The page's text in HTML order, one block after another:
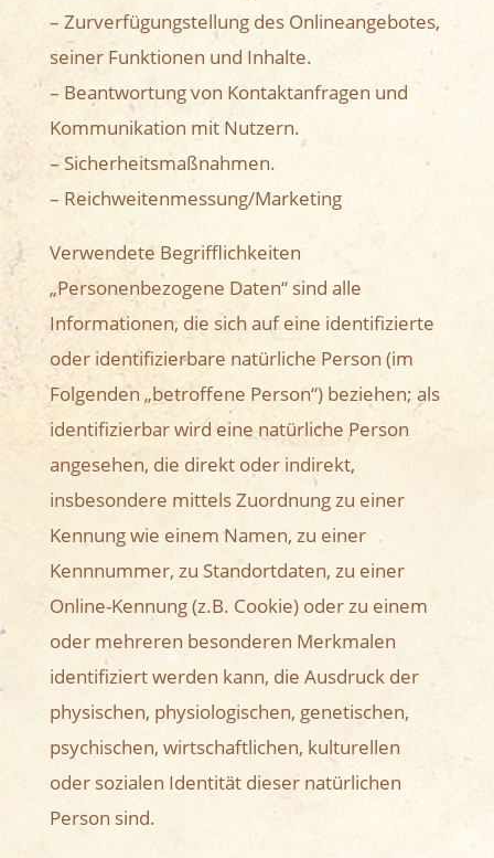
– Zurverfügungstellung des Onlineangebotes,
seiner Funktionen und Inhalte.
– Beantwortung von Kontaktanfragen und
Kommunikation mit Nutzern.
– Sicherheitsmaßnahmen.
– Reichweitenmessung/Marketing
Verwendete Begrifflichkeiten
„Personenbezogene Daten“ sind alle
Informationen, die sich auf eine identifizierte
oder identifizierbare natürliche Person (im
Folgenden „betroffene Person“) beziehen; als
identifizierbar wird eine natürliche Person
angesehen, die direkt oder indirekt,
insbesondere mittels Zuordnung zu einer
Kennung wie einem Namen, zu einer
Kennnummer, zu Standortdaten, zu einer
Online-Kennung (z.B. Cookie) oder zu einem
oder mehreren besonderen Merkmalen
identifiziert werden kann, die Ausdruck der
physischen, physiologischen, genetischen,
psychischen, wirtschaftlichen, kulturellen
oder sozialen Identität dieser natürlichen
Person sind.